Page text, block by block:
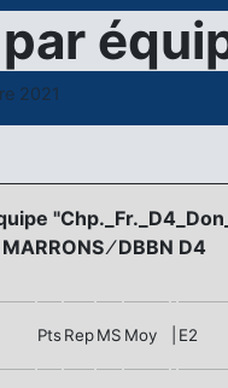
2021
⁄ DBBN D4
PtsRepMS Moy E2